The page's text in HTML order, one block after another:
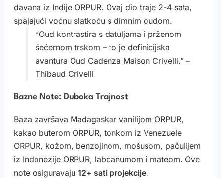
davana iz Indije ORPUR. Ovaj dio traje 2-4 sata,
spajajući voćnu slatkoću s dimnim oudom.
“Oud kontrastira s datuljama i prženom
šećernom trskom – to je definicijska
avantura Oud Cadenza Maison Crivelli.” –
Thibaud Crivelli
Bazne Note: Duboka Trajnost
Baza završava Madagaskar vanilijom ORPUR,
kakao buterom ORPUR, tonkom iz Venezuele
ORPUR, kožom, benzojinom, mošusom, pačulijem
iz Indonezije ORPUR, labdanumom i mateom. Ove
note osiguravaju 12+ sati projekcije.